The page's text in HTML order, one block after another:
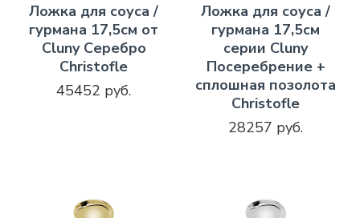
Ложка для соуса /
гурмана 17,5см от
Cluny Серебро
Christofle
45452 руб.
Ложка для соуса /
гурмана 17,5см
серии Cluny
Посеребрение +
сплошная позолота
Christofle
28257 руб.